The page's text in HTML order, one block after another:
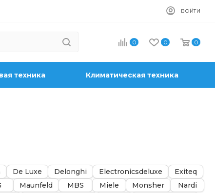
ВОЙТИ
0 0 0
техника Климатическая техника
De Luxe Delonghi Electronicsdeluxe
Exiteq
Maunfeld MBS Miele Monsher
Nardi